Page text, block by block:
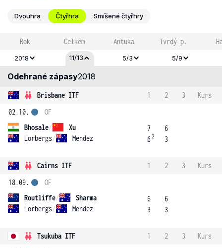
Dvouhra Čtyřhra Smíšené čtyřhry
Rok Celkem Antuka Tvrdý p.
2018 11/13 5/3 5/9
Odehrané zápasy2018
Brisbane ITF 1 2 3
Kurs
02.10.
Bhosale/
Xu
Lorbergs/ Mendez
OF
7
62
6
3
Cairns ITF 1 2 3
Kurs
18.09.
Routliffe/
Sharma
Lorbergs/ Mendez
OF
6
3
6
3
Tsukuba ITF 1 2 3
Kurs